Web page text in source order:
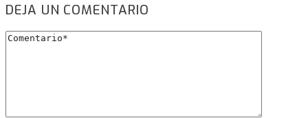
DEJA UN COMENTARIO